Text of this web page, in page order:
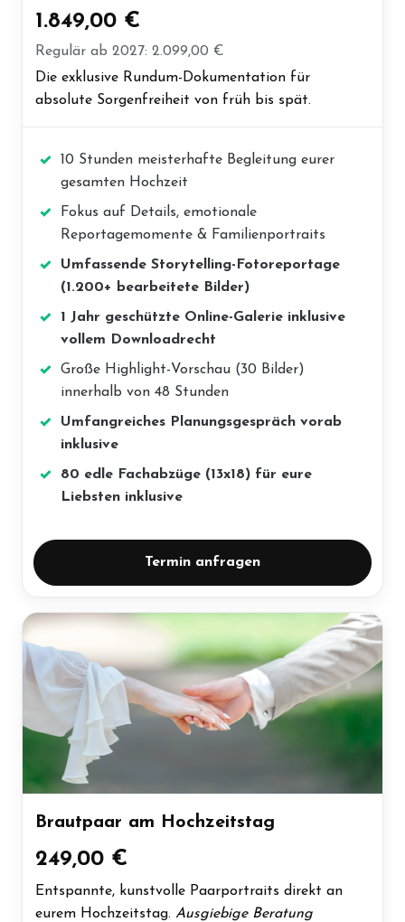
1.849,00 €
Regulär ab 2027: 2.099,00 €
Die exklusive Rundum-Dokumentation für
absolute Sorgenfreiheit von früh bis spät.
10 Stunden meisterhafte Begleitung eurer
gesamten Hochzeit
Fokus auf Details, emotionale
Reportagemomente & Familienportraits
Umfassende Storytelling-Fotoreportage
(1.200+ bearbeitete Bilder)
1 Jahr geschützte Online-Galerie inklusive
vollem Downloadrecht
Große Highlight-Vorschau (30 Bilder)
innerhalb von 48 Stunden
Umfangreiches Planungsgespräch vorab
inklusive
80 edle Fachabzüge (13x18) für eure
Liebsten inklusive
Termin anfragen
Brautpaar am Hochzeitstag
249,00 €
Entspannte, kunstvolle Paarportraits direkt an
eurem Hochzeitstag. Ausgiebige Beratung